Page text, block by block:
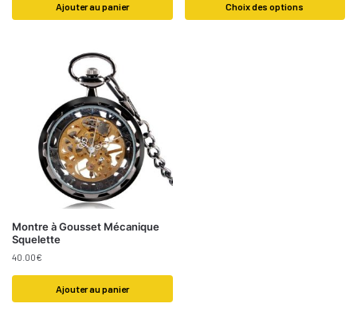
Ajouter au panier Choix des options
Montre à Gousset Mécanique
Squelette
40.00€
Ajouter au panier